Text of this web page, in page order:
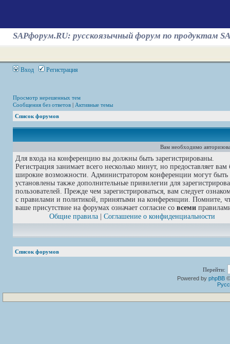
SAPфорум.RU: русскоязычный форум по продуктам
Вход Регистрация
Просмотр нерешенных тем
Сообщения без ответов | Активные темы
Список форумов
Вам необходимо
Для входа на конференцию вы должны быть зарегистрированы.
Регистрация занимает всего несколько минут, но предоставляет вам
широкие возможности. Администратором конференции могут быть
установлены также дополнительные привилегии для
пользователей. Прежде чем зарегистрироваться, вам следует
с правилами и политикой, принятыми на конференции. Помните,
ваше присутствие на форумах означает согласие со всеми
Общие правила
Соглашение о конфиденциальности
Список форумов
Перейти:
Powered by phpBB